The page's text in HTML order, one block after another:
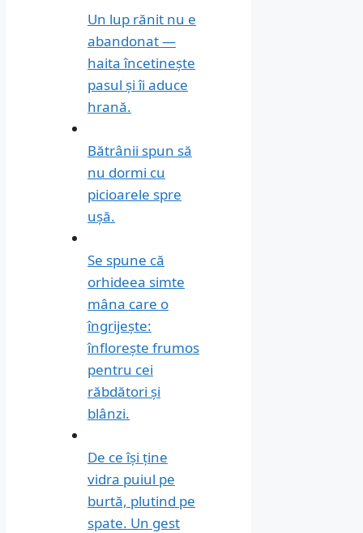
Un lup rănit nu e
abandonat —
haita încetinește
pasul și îi aduce
hrană.
Bătrânii spun să
nu dormi cu
picioarele spre
ușă.
Se spune că
orhideea simte
mâna care o
îngrijește:
înflorește frumos
pentru cei
răbdători și
blânzi.
De ce își ține
vidra puiul pe
burtă, plutind pe
spate. Un gest